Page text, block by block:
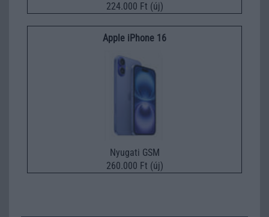
224.000 Ft (új)
Apple iPhone 16
Nyugati GSM
260.000 Ft (új)